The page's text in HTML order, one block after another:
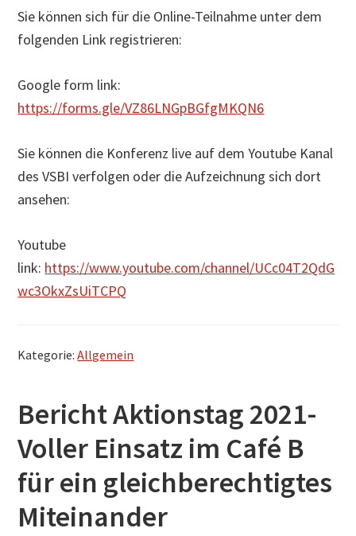
Sie können sich für die Online-Teilnahme unter dem
folgenden Link registrieren:
Google form link:
https://forms.gle/VZ86LNGpBGfgMKQN6
Sie können die Konferenz live auf dem Youtube Kanal
des VSBI verfolgen oder die Aufzeichnung sich dort
ansehen:
Youtube
link: https://www.youtube.com/channel/UCc04T2QdG
wc3OkxZsUiTCPQ
Kategorie:Allgemein
Bericht Aktionstag 2021-
Voller Einsatz im Café B
für ein gleichberechtigtes
Miteinander